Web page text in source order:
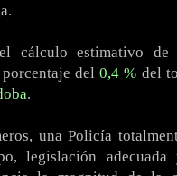
cálculo estimativo
porcentaje del0,4 % del
.
una Policía
legislación adecuada